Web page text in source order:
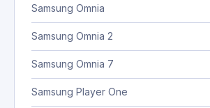
Samsung Omnia
Samsung Omnia 2
Samsung Omnia 7
Samsung Player One